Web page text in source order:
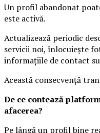
Un profil abandonat
este activă.
Actualizează periodic
servicii noi, înlocuiește
informațiile de contact
Această consecvență
De ce contează
afacerea?
Pe lângă un profil bine